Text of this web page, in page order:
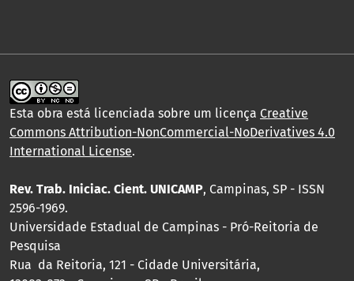
Esta obra está licenciada sobre um licença Creative
Commons Attribution-NonCommercial-NoDerivatives 4.0
International License.
Rev. Trab. Iniciac. Cient. UNICAMP, Campinas, SP - ISSN
2596-1969.
Universidade Estadual de Campinas - Pró-Reitoria de
Pesquisa
Rua da Reitoria, 121 - Cidade Universitária,